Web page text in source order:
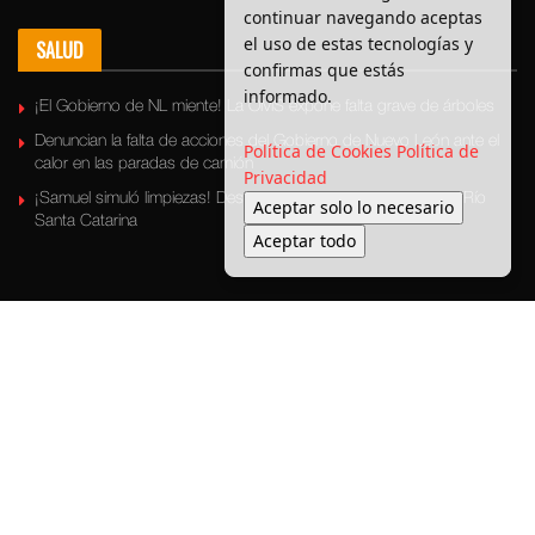
SALUD
¡El Gobierno de NL miente! La OMS expone falta grave de árboles
Denuncian la falta de acciones del Gobierno de Nuevo León ante el
calor en las paradas de camión
¡Samuel simuló limpiezas! Descubren basura escondida en el Río
Santa Catarina
continuar navegando aceptas
el uso de estas tecnologías y
confirmas que estás
informado.
Política de Cookies Política de
Privacidad
Aceptar solo lo necesario
Aceptar todo